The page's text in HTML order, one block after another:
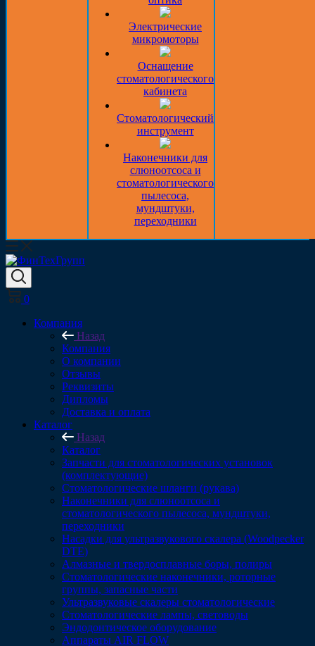
Электрические
микромоторы
Оснащение
стоматологического
кабинета
Стоматологический
инструмент
Наконечники для
слюноотсоса и
стоматологического
пылесоса,
мундштуки,
переходники
0
Компания
Назад
Компания
О компании
Отзывы
Реквизиты
Дипломы
Доставка и оплата
Каталог
Назад
Каталог
Запчасти для стоматологических установок
(комплектующие)
Стоматологические шланги (рукава)
Наконечники для слюноотсоса и
стоматологического пылесоса, мундштуки,
переходники
Насадки для ультразвукового скалера (Woodpecker
DTE)
Алмазные и твердосплавные боры, полиры
Стоматологические наконечники, роторные
группы, запасные части
Ультразвуковые скалеры стоматологические
Стоматологические лампы, световоды
Эндодонтическое оборудование
Аппараты AIR FLOW